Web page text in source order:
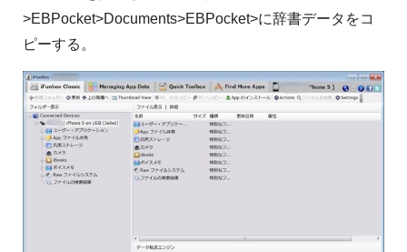
>EBPocket>Documents>EBPocket>に辞書データをコ
ピーする。